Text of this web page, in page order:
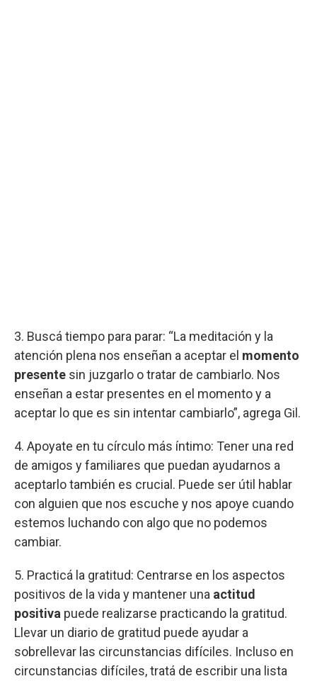
3. Buscá tiempo para parar: “La meditación y la
atención plena nos enseñan a aceptar el momento
presente sin juzgarlo o tratar de cambiarlo. Nos
enseñan a estar presentes en el momento y a
aceptar lo que es sin intentar cambiarlo”, agrega Gil.
4. Apoyate en tu círculo más íntimo: Tener una red
de amigos y familiares que puedan ayudarnos a
aceptarlo también es crucial. Puede ser útil hablar
con alguien que nos escuche y nos apoye cuando
estemos luchando con algo que no podemos
cambiar.
5. Practicá la gratitud: Centrarse en los aspectos
positivos de la vida y mantener una actitud
positiva puede realizarse practicando la gratitud.
Llevar un diario de gratitud puede ayudar a
sobrellevar las circunstancias difíciles. Incluso en
circunstancias difíciles, tratá de escribir una lista